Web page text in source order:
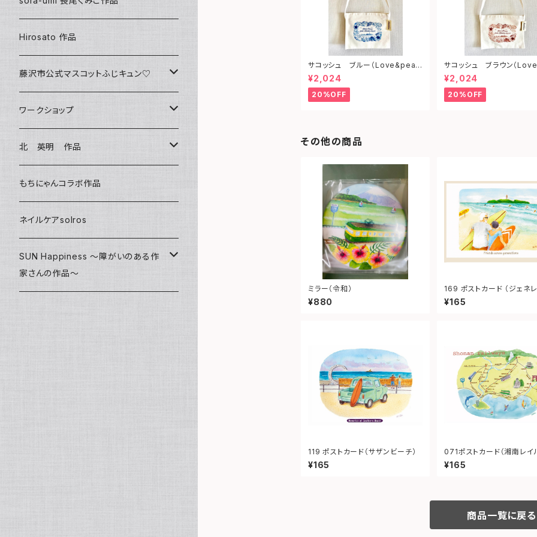
サコッシュ ブルー（Love&peac
e from shonan)
¥2,024
20%OFF
サコッシュ ブラウン（
ce from shonan)
¥2,024
20%OFF
その他の商品
ミラー（令和）
¥880
169 ポストカード （ジェネ
ン） ”Generation”
¥165
119 ポストカード（サザンビーチ）
¥165
071ポストカード（湘南レイ
イ）
¥165
商品一覧に戻る
クリアファイル
マグカップ
スマホケース
キーホルダー
バッグ
Tシャツ
ミラー
ミニ額
Hirosato 作品
藤沢市公式マスコットふじキュン♡
クリアファイル
ボールペン
キーホルダー
マグネット
シール
ワークショップ
海レジンアートボード
レジンチャーム
サンキャッチャー
北 英明 作品
ポストカード
もちにゃんコラボ作品
ネイルケアsolros
SUN Happiness ～障がいのある作
家さんの作品～